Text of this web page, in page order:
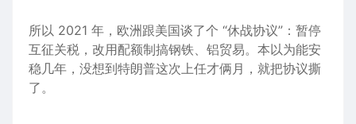
所以 2021 年，欧洲跟美国谈了个 “休战协议”：暂停
互征关税，改用配额制搞钢铁、铝贸易。本以为能安
稳几年，没想到特朗普这次上任才俩月，就把协议撕
了。